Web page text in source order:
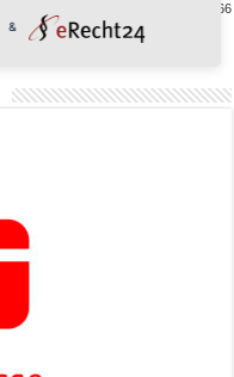
Page 1 of 66
Last »
&